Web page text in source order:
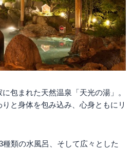
包まれた天然温泉「天光の湯」。
と身体を包み込み、心身ともにリ
類の水風呂、そして広々とした